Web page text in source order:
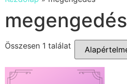
megengedés
Összesen 1 találat